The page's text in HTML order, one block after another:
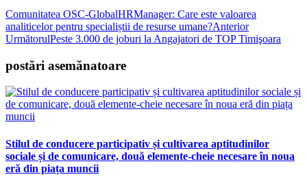
Comunitatea OSC-GlobalHRManager: Care este valoarea
analiticelor pentru specialiștii de resurse umane?Anterior
UrmătorulPeste 3.000 de joburi la Angajatori de TOP Timişoara
postări asemănatoare
Stilul de conducere participativ și cultivarea aptitudinilor
sociale și de comunicare, două elemente-cheie necesare în noua
eră din piața muncii